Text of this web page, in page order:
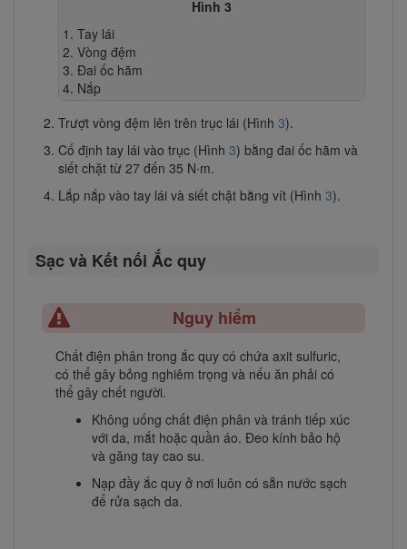
Hình 3
Tay lái
Vòng đệm
Đai ốc hãm
Nắp
Trượt vòng đệm lên trên trục lái (Hình 3).
Cố định tay lái vào trục (Hình 3) bằng đai ốc hãm và
siết chặt từ 27 đến 35 N∙m.
Lắp nắp vào tay lái và siết chặt bằng vít (Hình 3).
Sạc và Kết nối Ắc quy
Nguy hiểm
Chất điện phân trong ắc quy có chứa axit sulfuric,
có thể gây bỏng nghiêm trọng và nếu ăn phải có
thể gây chết người.
Không uống chất điện phân và tránh tiếp xúc
với da, mắt hoặc quần áo. Đeo kính bảo hộ
và găng tay cao su.
Nạp đầy ắc quy ở nơi luôn có sẵn nước sạch
để rửa sạch da.